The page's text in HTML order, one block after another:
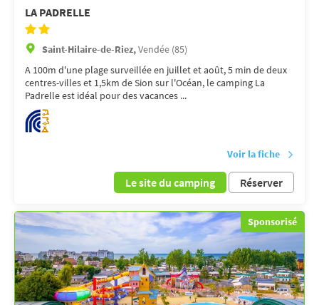
LA PADRELLE
Saint-Hilaire-de-Riez,Vendée (85)
A 100m d'une plage surveillée en juillet et août, 5 min de deux
centres-villes et 1,5km de Sion sur l'Océan, le camping La
Padrelle est idéal pour des vacances ...
Voir la fiche
Le site du camping Réserver
Sponsorisé